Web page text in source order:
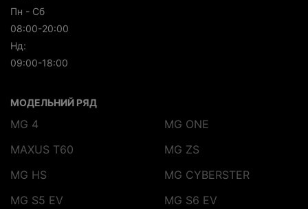
Пн - Сб
08:00-20:00
Нд:
09:00-18:00
МОДЕЛЬНИЙ РЯД
MG 4
MG ONE
MAXUS T60
MG ZS
MG HS
MG CYBERSTER
MG S5 EV
MG S6 EV